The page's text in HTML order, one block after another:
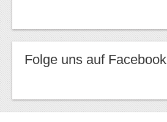
Folge uns auf Facebook